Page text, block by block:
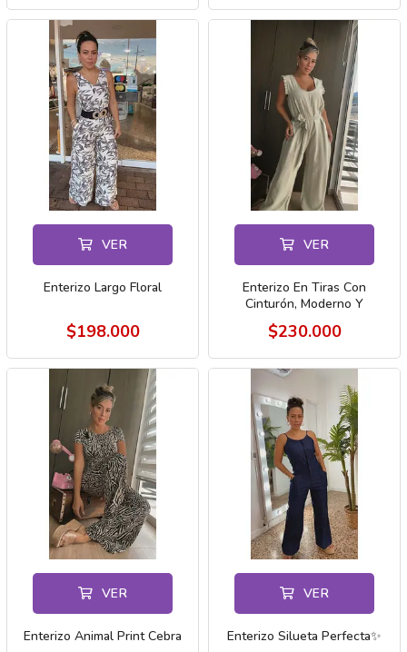
VER
Enterizo Largo Floral
$198.000
VER
Enterizo En Tiras Con
Cinturón, Moderno Y
$230.000
VER
Enterizo Animal Print Cebra
VER
Enterizo Silueta Perfecta✨